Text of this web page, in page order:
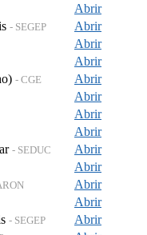
Abrir
- SEGEP
Abrir
Abrir
Abrir
- CGE
Abrir
Abrir
Abrir
Abrir
- SEDUC
Abrir
Abrir
Abrir
Abrir
- SEGEP
Abrir